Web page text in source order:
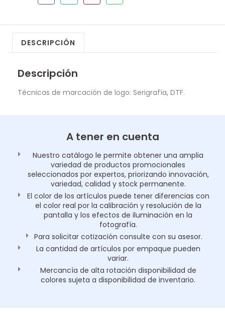
DESCRIPCIÓN
Descripción
Técnicas de marcación de logo: Serigrafía, DTF.
A tener en cuenta
Nuestro catálogo le permite obtener una amplia
variedad de productos promocionales
seleccionados por expertos, priorizando innovación,
variedad, calidad y stock permanente.
El color de los artículos puede tener diferencias con
el color real por la calibración y resolución de la
pantalla y los efectos de iluminación en la
fotografía.
Para solicitar cotización consulte con su asesor.
La cantidad de artículos por empaque pueden
variar.
Mercancía de alta rotación disponibilidad de
colores sujeta a disponibilidad de inventario.